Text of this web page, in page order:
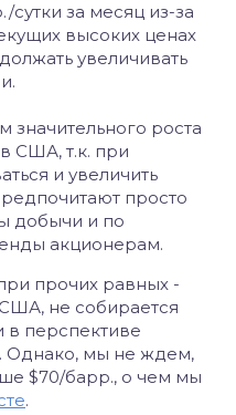
за месяц из-за
высоких ценах
увеличивать
роста
США, т.к. при
и увеличить
просто
добычи и по
акционерам.
прочих равных -
не собирается
в перспективе
Однако, мы не ждем,
$70/барр., о чем мы
.